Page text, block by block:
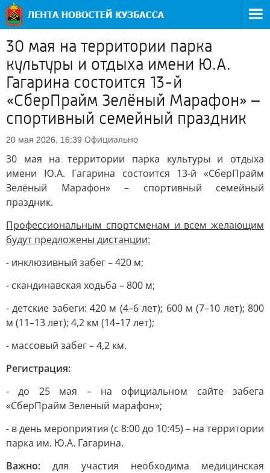
30 мая на территории парка
культуры и отдыха имени Ю.А.
Гагарина состоится 13-й
«СберПрайм Зелёный Марафон» –
спортивный семейный праздник
20 мая 2026, 16:39 Официально
30 мая на территории парка культуры и отдыха
имени Ю.А. Гагарина состоится 13-й «СберПрайм
Зелёный Марафон» – спортивный семейный
праздник.
Профессиональным спортсменам и всем желающим
будут предложены дистанции:
- инклюзивный забег – 420 м;
- скандинавская ходьба – 800 м;
- детские забеги: 420 м (4–6 лет); 600 м (7–10 лет); 800
м (11–13 лет); 4,2 км (14–17 лет);
- массовый забег – 4,2 км.
Регистрация:
- до 25 мая – на официальном сайте забега
«СберПрайм Зеленый марафон»;
- в день мероприятия (с 8:00 до 10:45) – на территории
парка им. Ю.А. Гагарина.
Важно: для участия необходима медицинская